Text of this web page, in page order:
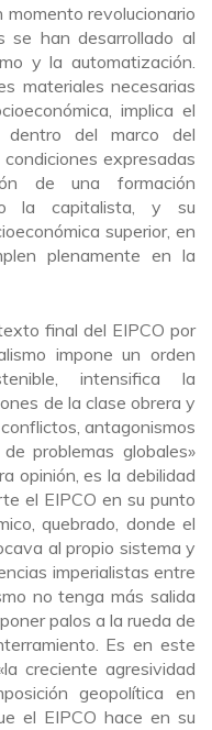
momento revolucionario
se han desarrollado al
y la automatización.
materiales necesarias
implica el
dentro del marco del
expresadas
de una formación
la capitalista, y su
superior, en
plenamente en la
final del EIPCO por
impone un orden
intensifica la
de la clase obrera y
antagonismos
problemas globales»
opinión, es la debilidad
el EIPCO en su punto
quebrado, donde el
al propio sistema y
imperialistas entre
no tenga más salida
palos a la rueda de
Es en este
creciente agresividad
geopolítica en
el EIPCO hace en su